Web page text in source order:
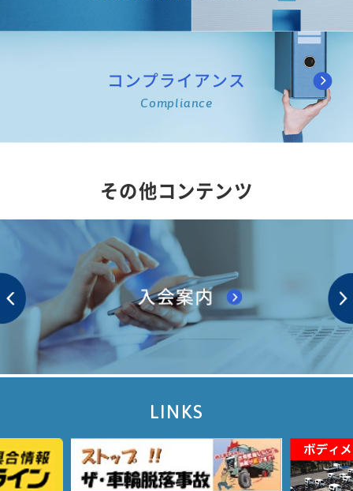
コンプライアンス
Compliance
その他コンテンツ
LINKS